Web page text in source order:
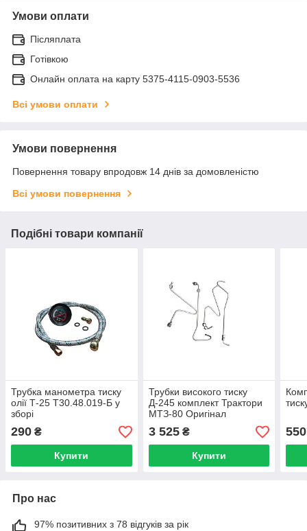
Умови оплати
Післяплата
Готівкою
Онлайн оплата на карту 5375-4115-0903-5536
Всі умови оплати
Умови повернення
Повернення товару впродовж 14 днів за домовленістю
Всі умови повернення
Подібні товари компанії
Трубка манометра тиску
олії Т-25 Т30.48.019-Б у
зборі
290 ₴
Купити
Трубки високого тиску
Д-245 комплект Трактори
МТЗ-80 Оригінал
3 525₴
Купити
550
Про нас
97% позитивних з 78 відгуків за рік